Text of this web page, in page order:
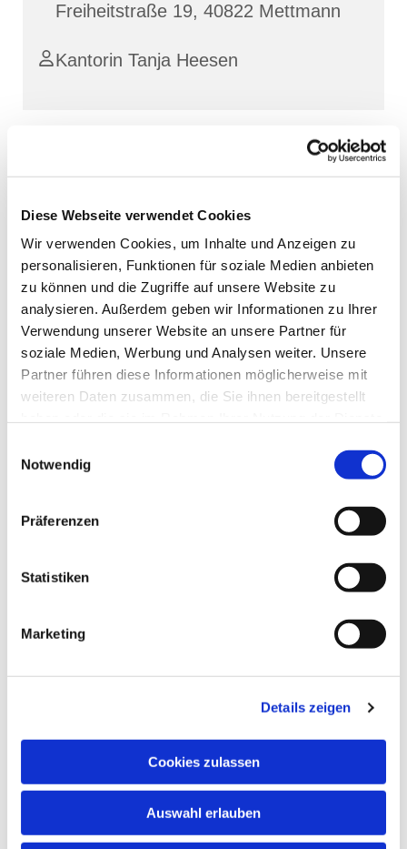
Diese Webseite verwendet Cookies
Wir verwenden Cookies, um Inhalte und Anzeigen zu
personalisieren, Funktionen für soziale Medien anbieten
zu können und die Zugriffe auf unsere Website zu
analysieren. Außerdem geben wir Informationen zu Ihrer
Verwendung unserer Website an unsere Partner für
soziale Medien, Werbung und Analysen weiter. Unsere
Partner führen diese Informationen möglicherweise mit
weiteren Daten zusammen, die Sie ihnen bereitgestellt
Notwendig
Präferenzen
Statistiken
Marketing
Details zeigen
Cookies zulassen
Auswahl erlauben
Freiheitstraße 19, 40822 Mettmann
Kantorin Tanja Heesen
Dies könnte Sie auch